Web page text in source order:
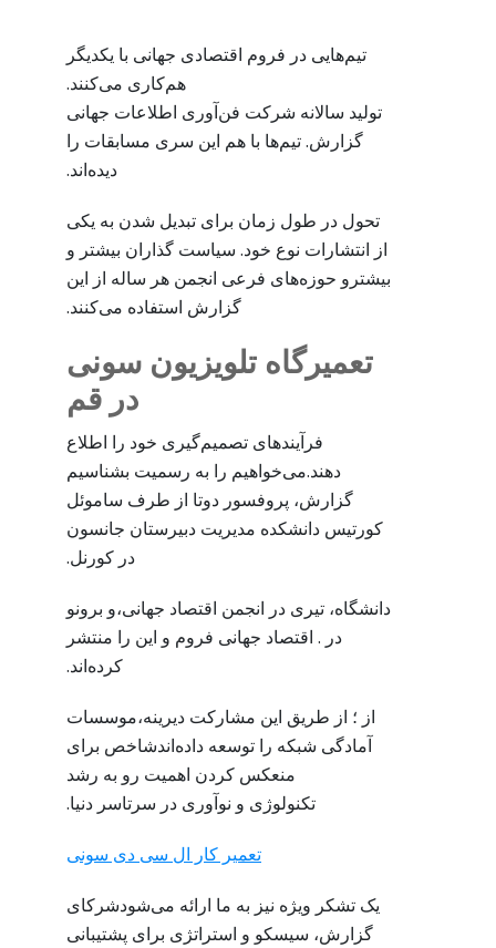
تیم‌هایی در فروم اقتصادی جهانی با یکدیگر
هم‌کاری می‌کنند.
تولید سالانه شرکت فن‌آوری اطلاعات جهانی
گزارش. تیم‌ها با هم این سری مسابقات را
دیده‌اند.
تحول در طول زمان برای تبدیل شدن به یکی
از انتشارات نوع خود. سیاست گذاران بیشتر و
بیشترو حوزه‌های فرعی انجمن هر ساله از این
گزارش استفاده می‌کنند.
تعمیرگاه تلویزیون سونی
در قم
فرآیندهای تصمیم‌گیری خود را اطلاع
دهند.می‌خواهیم را به رسمیت بشناسیم
گزارش، پروفسور دوتا از طرف ساموئل
کورتیس دانشکده مدیریت دبیرستان جانسون
در کورنل.
دانشگاه، تیری در انجمن اقتصاد جهانی،و برونو
در . اقتصاد جهانی فروم و این را منتشر
کرده‌اند.
از ؛ از طریق این مشارکت دیرینه،موسسات
آمادگی شبکه را توسعه داده‌اندشاخص برای
منعکس کردن اهمیت رو به رشد
تکنولوژی و نوآوری در سرتاسر دنیا.
تعمیر کار ال سی دی سونی
یک تشکر ویژه نیز به ما ارائه می‌شودشرکای
گزارش، سیسکو و استراتژی برای پشتیبانی